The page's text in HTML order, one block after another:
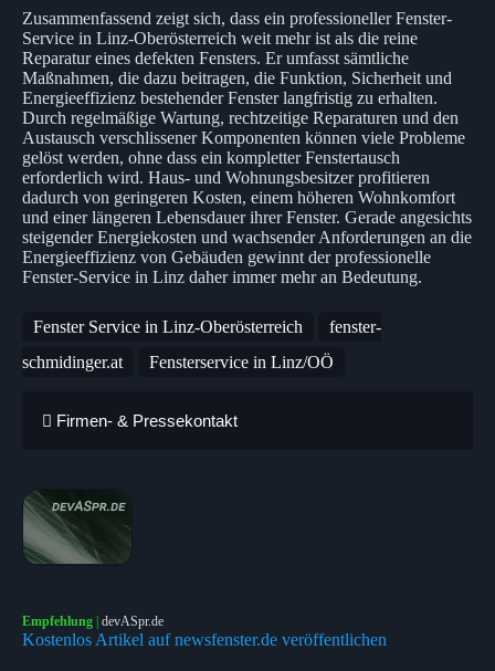
Zusammenfassend zeigt sich, dass ein professioneller Fenster-
Service in Linz-Oberösterreich weit mehr ist als die reine
Reparatur eines defekten Fensters. Er umfasst sämtliche
Maßnahmen, die dazu beitragen, die Funktion, Sicherheit und
Energieeffizienz bestehender Fenster langfristig zu erhalten.
Durch regelmäßige Wartung, rechtzeitige Reparaturen und den
Austausch verschlissener Komponenten können viele Probleme
gelöst werden, ohne dass ein kompletter Fenstertausch
erforderlich wird. Haus- und Wohnungsbesitzer profitieren
dadurch von geringeren Kosten, einem höheren Wohnkomfort
und einer längeren Lebensdauer ihrer Fenster. Gerade angesichts
steigender Energiekosten und wachsender Anforderungen an die
Energieeffizienz von Gebäuden gewinnt der professionelle
Fenster-Service in Linz daher immer mehr an Bedeutung.
Fenster Service in Linz-Oberösterreich
fenster-
schmidinger.at
Fensterservice in Linz/OÖ
Firmen- & Pressekontakt
Empfehlung | devASpr.de
Kostenlos Artikel auf newsfenster.de veröffentlichen